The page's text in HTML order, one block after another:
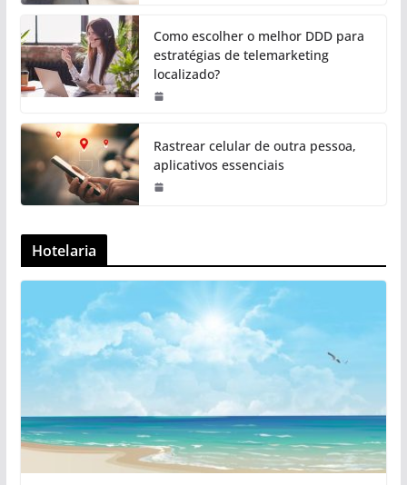
Como escolher o melhor DDD para
estratégias de telemarketing
localizado?
Rastrear celular de outra pessoa,
aplicativos essenciais
Hotelaria